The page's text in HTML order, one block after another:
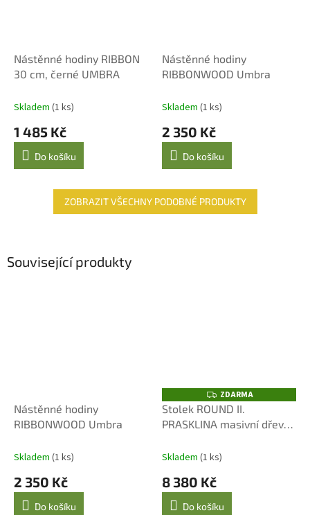
Nástěnné hodiny RIBBON
30 cm, černé UMBRA
Skladem (1 ks)
1 485 Kč
Do košíku
Nástěnné hodiny
RIBBONWOOD Umbra
Skladem (1 ks)
2 350 Kč
Do košíku
ZOBRAZIT VŠECHNY PODOBNÉ PRODUKTY
Související produkty
Nástěnné hodiny
RIBBONWOOD Umbra
Skladem (1 ks)
2 350 Kč
Do košíku
Z
D
A
R
ZDARMA
Stolek ROUND II.
PRASKLINA masivní dřevo
Skladem (1 ks)
8 380 Kč
Do košíku